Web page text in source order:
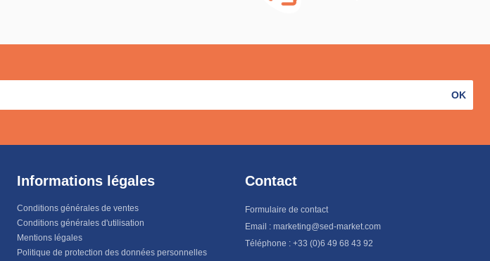
OK
Informations légales
Conditions générales de ventes
Conditions générales d'utilisation
Mentions légales
Politique de protection des données personnelles
Contact
Formulaire de contact
Email : marketing@sed-market.com
Téléphone : +33 (0)6 49 68 43 92